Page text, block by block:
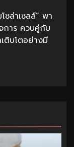
ล่าเซลล์” พา
การ ควบคู่กับ
เติบโตอย่างมี